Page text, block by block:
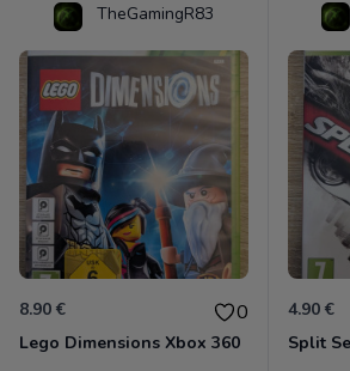
TheGamingR83
8.90 € 0
Lego Dimensions Xbox 360
4.90 €